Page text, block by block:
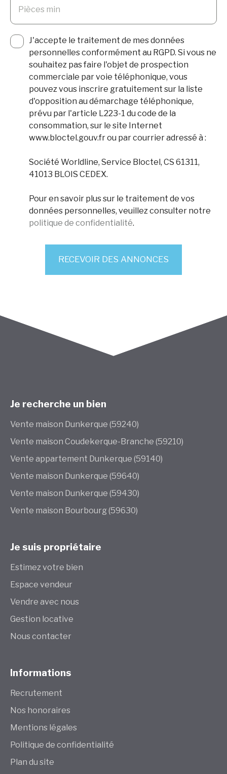
Pièces min
J'accepte le traitement de mes données
personnelles conformément au RGPD. Si vous ne
souhaitez pas faire l'objet de prospection
commerciale par voie téléphonique, vous
pouvez vous inscrire gratuitement sur la liste
d'opposition au démarchage téléphonique,
prévu par l'article L223-1 du code de la
consommation, sur le site Internet
www.bloctel.gouv.fr ou par courrier adressé à :
Société Worldline, Service Bloctel, CS 61311,
41013 BLOIS CEDEX.
Pour en savoir plus sur le traitement de vos
données personnelles, veuillez consulter notre
politique de confidentialité.
RECEVOIR DES ANNONCES
Je recherche un bien
Vente maison Dunkerque (59240)
Vente maison Coudekerque-Branche (59210)
Vente appartement Dunkerque (59140)
Vente maison Dunkerque (59640)
Vente maison Dunkerque (59430)
Vente maison Bourbourg (59630)
Je suis propriétaire
Estimez votre bien
Espace vendeur
Vendre avec nous
Gestion locative
Nous contacter
Informations
Recrutement
Nos honoraires
Mentions légales
Politique de confidentialité
Plan du site